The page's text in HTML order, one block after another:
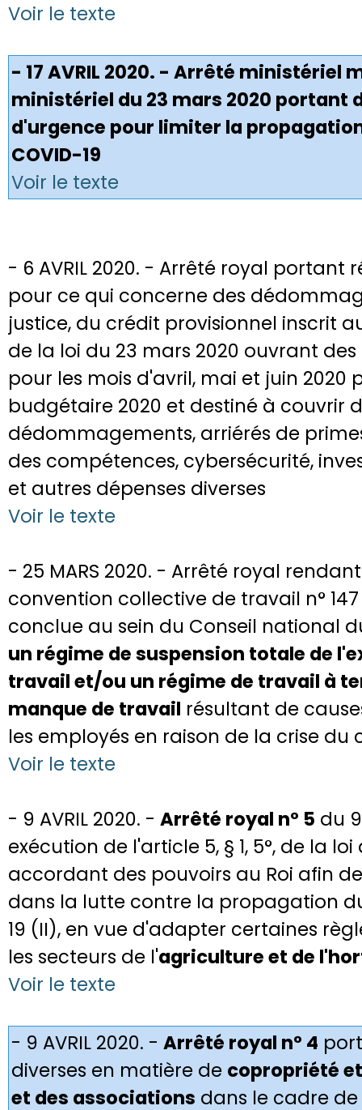
Voir le texte
- 17 AVRIL 2020. - Arrêté ministériel
ministériel du 23 mars 2020 portant
d'urgence pour limiter la
COVID-19
Voir le texte
- 6 AVRIL 2020. - Arrêté royal portant
pour ce qui concerne des
justice, du crédit provisionnel inscrit
de la loi du 23 mars 2020 ouvrant des
pour les mois d'avril, mai et juin 2020
budgétaire 2020 et destiné à couvrir
dédommagements, arriérés de
des compétences, cybersécurité,
et autres dépenses diverses
Voir le texte
- 25 MARS 2020. - Arrêté royal
convention collective de travail n° 147
conclue au sein du Conseil national
un régime de suspension totale de
travail et/ou un régime de travail à
manque de travail résultant de
les employés en raison de la crise du
Voir le texte
- 9 AVRIL 2020. - Arrêté royal n° 5 du
exécution de l'article 5, § 1, 5°, de la
accordant des pouvoirs au Roi afin
dans la lutte contre la propagation
19 (II), en vue d'adapter certaines
les secteurs de l'agriculture et de
Voir le texte
- 9 AVRIL 2020. - Arrêté royal n° 4
diverses en matière de copropriété
et des associations dans le cadre